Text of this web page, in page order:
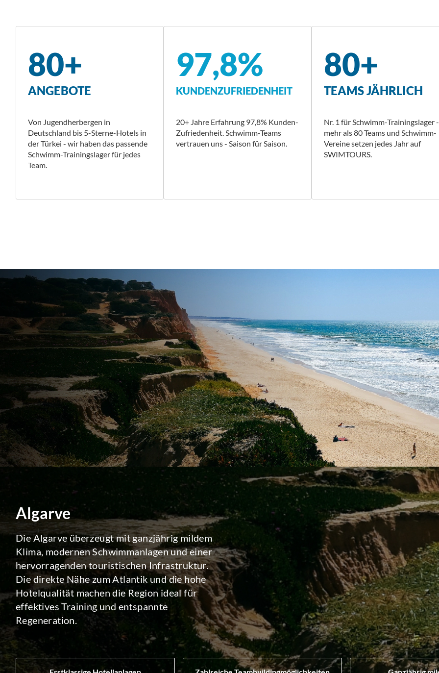
80+
ANGEBOTE
Von Jugendherbergen in
Deutschland bis 5-Sterne-Hotels in
der Türkei - wir haben das passende
Schwimm-Trainingslager für jedes
Team.
97,8%
KUNDENZUFRIEDENHEIT
20+ Jahre Erfahrung 97,8% Kunden-
Zufriedenheit. Schwimm-Teams
vertrauen uns - Saison für Saison.
80+
TEAMS JÄHRLICH
Nr. 1 für Schwimm-Trainingslager -
mehr als 80 Teams und Schwimm-
Vereine setzen jedes Jahr auf
SWIMTOURS.
Algarve
Die Algarve überzeugt mit ganzjährig mildem
Klima, modernen Schwimmanlagen und einer
hervorragenden touristischen Infrastruktur.
Die direkte Nähe zum Atlantik und die hohe
Hotelqualität machen die Region ideal für
effektives Training und entspannte
Regeneration.